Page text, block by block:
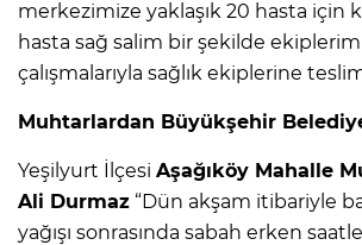
merkezimize yaklaşık 20 hasta için
hasta sağ salim bir şekilde
çalışmalarıyla sağlık ekiplerine
Muhtarlardan Büyükşehir
Yeşilyurt İlçesi Aşağıköy Mahalle
Ali Durmaz “Dün akşam itibariyle
yağışı sonrasında sabah erken